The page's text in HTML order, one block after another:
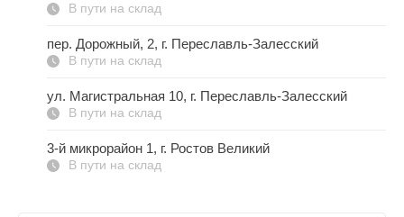
В пути на склад
пер. Дорожный, 2, г. Переславль-Залесский
В пути на склад
ул. Магистральная 10, г. Переславль-Залесский
В пути на склад
3-й микрорайон 1, г. Ростов Великий
В пути на склад